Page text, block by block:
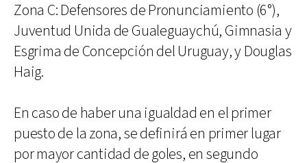
Zona C: Defensores de Pronunciamiento (6°),
Juventud Unida de Gualeguaychú, Gimnasia y
Esgrima de Concepción del Uruguay, y Douglas
Haig.
En caso de haber una igualdad en el primer
puesto de la zona, se definirá en primer lugar
por mayor cantidad de goles, en segundo